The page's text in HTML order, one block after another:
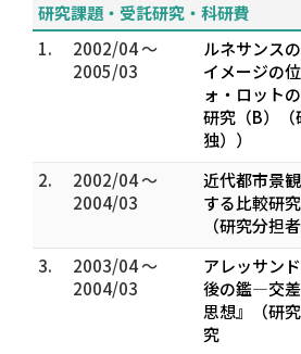
研究課題・受託研究・科研費
1.
2002/04 ～
2005/03
ルネサンス
イメージの
ォ・ロット
研究（B）
独））
2.
2002/04 ～
2004/03
近代都市景
する比較研
（研究分担者
3.
2003/04 ～
2004/03
アレッサン
後の鑑―交
思想』（研
究